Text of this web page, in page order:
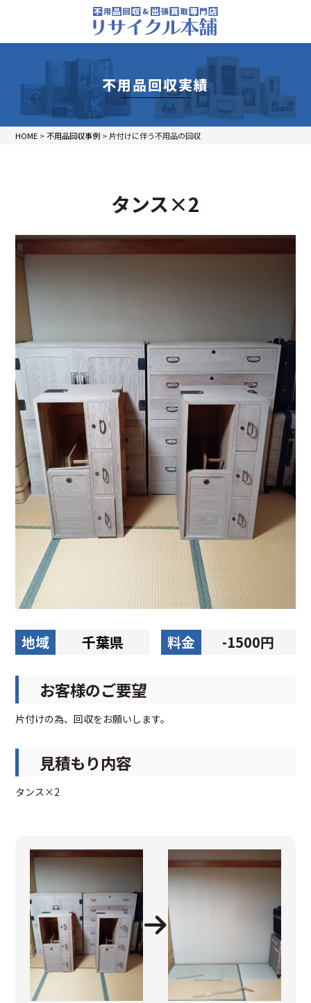
不用品回収実績
HOME > 不用品回収事例 >片付けに伴う不用品の回収
タンス×2
地域 千葉県 料金 -1500円
お客様のご要望
片付けの為、回収をお願いします。
見積もり内容
タンス×2